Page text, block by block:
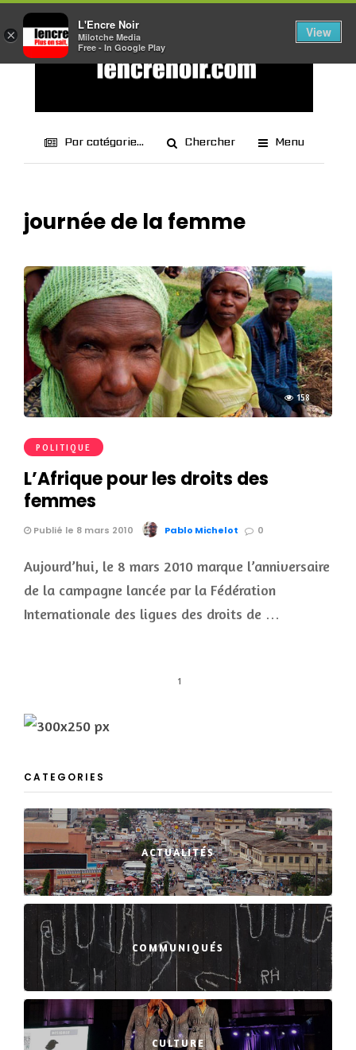
Par catégorie... Chercher Menu
journée de la femme
158
POLITIQUE
L’Afrique pour les droits des
femmes
Publié le 8 mars 2010 Pablo Michelot 0
Aujourd’hui, le 8 mars 2010 marque l’anniversaire
de la campagne lancée par la Fédération
Internationale des ligues des droits de …
1
CATEGORIES
ACTUALITÉS
COMMUNIQUÉS
CULTURE
×
L'Encre Noir
Milotche Media
Free - In Google Play
View